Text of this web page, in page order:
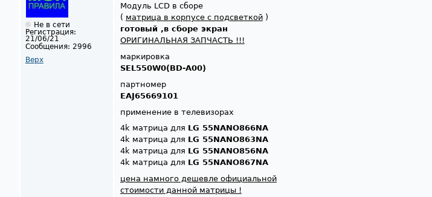
Не в сети
Регистрация:
21/06/21
Сообщения: 2996
Верх
Модуль LCD в сборе
( матрица в корпусе с подсветкой)
готовый ,в сборе экран
ОРИГИНАЛЬНАЯ ЗАПЧАСТЬ !!!
маркировка
SEL550W0(BD-A00)
партномер
EAJ65669101
применение в телевизорах
4k матрица для LG 55NANO866NA
4k матрица для LG 55NANO863NA
4k матрица для LG 55NANO856NA
4k матрица для LG 55NANO867NA
цена намного дешевле официальной
стоимости данной матрицы !